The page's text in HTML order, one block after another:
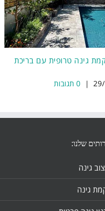
גינה טרופית עם בריכת
| 0 תגובות
שלנו:
גינה
גינה